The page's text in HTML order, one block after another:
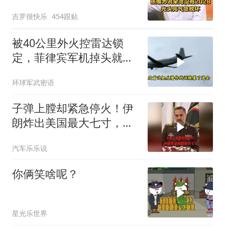
吉罗很快乐 454跟贴
被40公里外火控雷达锁
定，菲律宾军机掉头就
场
环球军武密语
子弹上膛却紧急停火！伊
朗炸出美国最大七寸，特
汽车乐乐说
你俩笑啥呢？
星光乐世界